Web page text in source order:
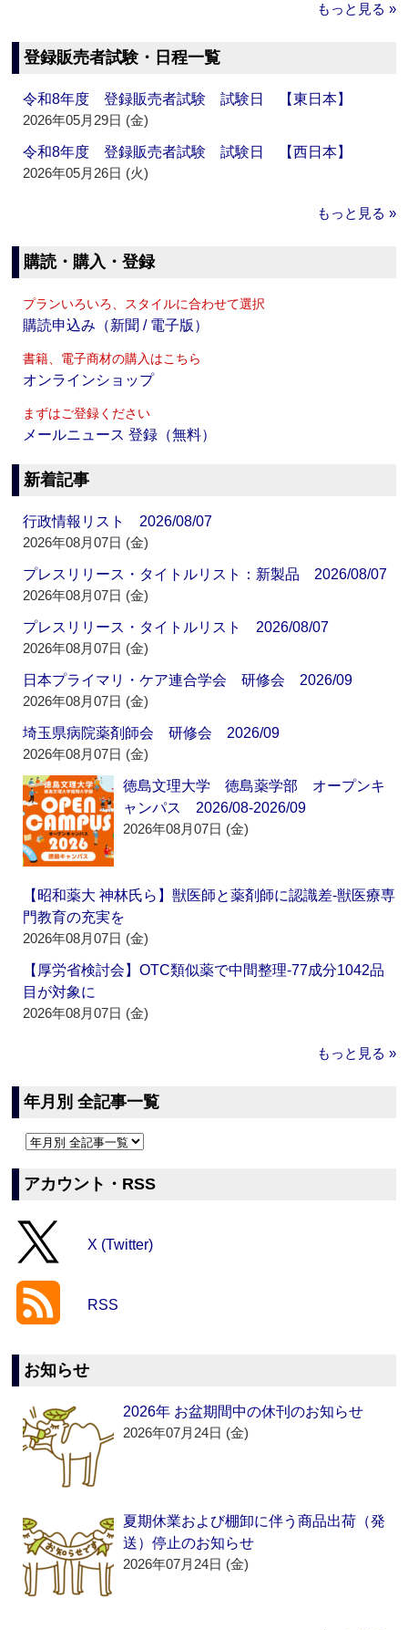
もっと見る »
登録販売者試験・日程一覧
令和8年度 登録販売者試験 試験日 【東日本】
2026年05月29日 (金)
令和8年度 登録販売者試験 試験日 【西日本】
2026年05月26日 (火)
もっと見る »
購読・購入・登録
プランいろいろ、スタイルに合わせて選択
購読申込み（新聞 / 電子版）
書籍、電子商材の購入はこちら
オンラインショップ
まずはご登録ください
メールニュース 登録（無料）
新着記事
行政情報リスト 2026/08/07
2026年08月07日 (金)
プレスリリース・タイトルリスト：新製品 2026/08/07
2026年08月07日 (金)
プレスリリース・タイトルリスト 2026/08/07
2026年08月07日 (金)
日本プライマリ・ケア連合学会 研修会 2026/09
2026年08月07日 (金)
埼玉県病院薬剤師会 研修会 2026/09
2026年08月07日 (金)
徳島文理大学 徳島薬学部 オープンキ
ャンパス 2026/08-2026/09
2026年08月07日 (金)
【昭和薬大 神林氏ら】獣医師と薬剤師に認識差‐獣医療専
門教育の充実を
2026年08月07日 (金)
【厚労省検討会】OTC類似薬で中間整理‐77成分1042品
目が対象に
2026年08月07日 (金)
もっと見る »
年月別 全記事一覧
アカウント・RSS
X (Twitter)
RSS
お知らせ
2026年 お盆期間中の休刊のお知らせ
2026年07月24日 (金)
夏期休業および棚卸に伴う商品出荷（発
送）停止のお知らせ
2026年07月24日 (金)